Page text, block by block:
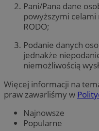
Pani/Pana dane
powyższymi
RODO;
Podanie danych
jednakże
niemożliwością
Więcej informacji na
praw zawarliśmy w
Najnowsze
Popularne